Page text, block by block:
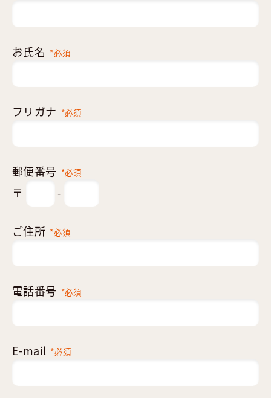
お氏名 *必須
フリガナ *必須
郵便番号 *必須
〒 -
ご住所 *必須
電話番号 *必須
E-mail *必須